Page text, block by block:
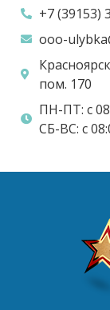
+7 (39153)
ooo-
пом. 170
ПН-ПТ: с
СБ-ВС: с